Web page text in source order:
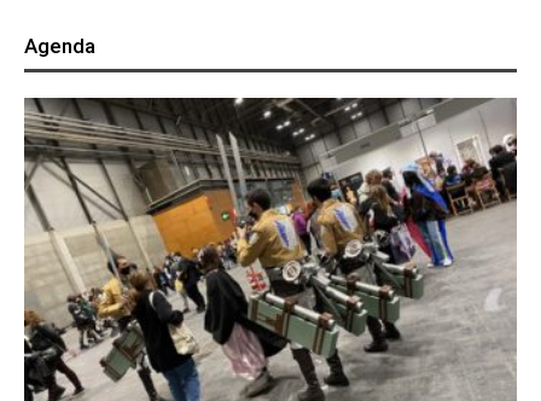
Agenda